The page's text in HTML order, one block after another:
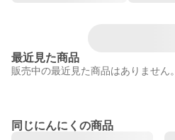
最近見た商品
販売中の最近見た商品はありません。
同じにんにくの商品